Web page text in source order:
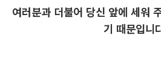
여러분과 더불어 당신 앞에 세워
기 때문입니